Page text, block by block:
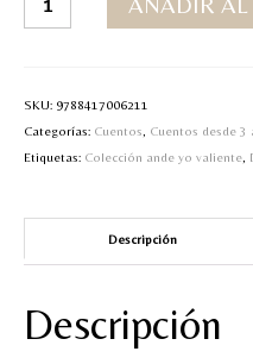
ves
tú
qué
SKU: 9788417006211
Categorías: Cuentos
Cuentos desde 3
Etiquetas: Colección ande yo valiente
Descripción
Descripción